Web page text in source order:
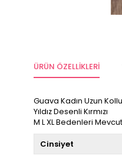
ÜRÜN ÖZELLIKLERI
Guava Kadın Uzun
Yıldız Desenli Kırmızı
M L XL Bedenleri
Cinsiyet